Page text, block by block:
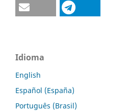
Idioma
English
Español (España)
Português (Brasil)